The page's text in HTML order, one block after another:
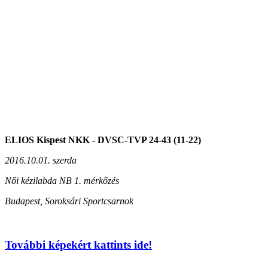
ELIOS Kispest NKK - DVSC-TVP 24-43 (11-22)
2016.10.01. szerda
Női kézilabda NB 1. mérkőzés
Budapest, Soroksári Sportcsarnok
További képekért kattints ide!